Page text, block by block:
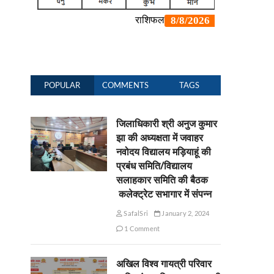
POPULAR COMMENTS TAGS
जिलाधिकारी श्री अनुज कुमार
झा की अध्यक्षता में जवाहर
नवोदय विद्यालय मड़ियाहूं की
प्रबंध समिति/विद्यालय
सलाहकार समिति की बैठक
कलेक्ट्रेट सभागार में संपन्न
SafalSri
January 2, 2024
1 Comment
अखिल विश्व गायत्री परिवार